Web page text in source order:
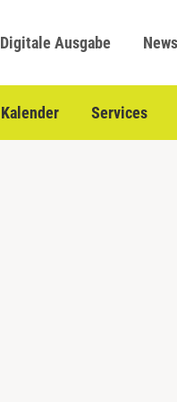
Digitale Ausgabe
Kalender Services